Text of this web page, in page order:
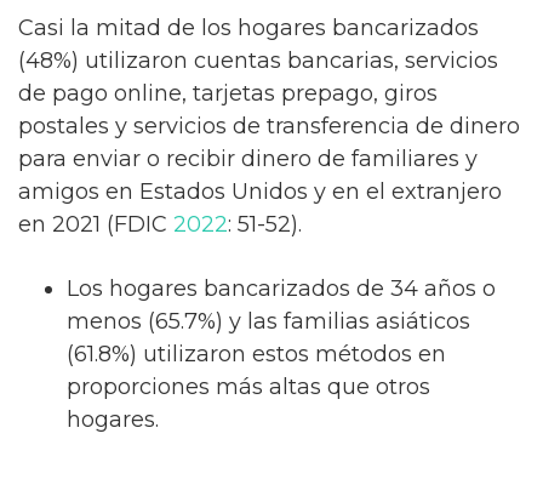
Casi la mitad de los hogares bancarizados
(48%) utilizaron cuentas bancarias, servicios
de pago online, tarjetas prepago, giros
postales y servicios de transferencia de dinero
para enviar o recibir dinero de familiares y
amigos en Estados Unidos y en el extranjero
en 2021 (FDIC 2022: 51-52).
Los hogares bancarizados de 34 años o
menos (65.7%) y las familias asiáticos
(61.8%) utilizaron estos métodos en
proporciones más altas que otros
hogares.